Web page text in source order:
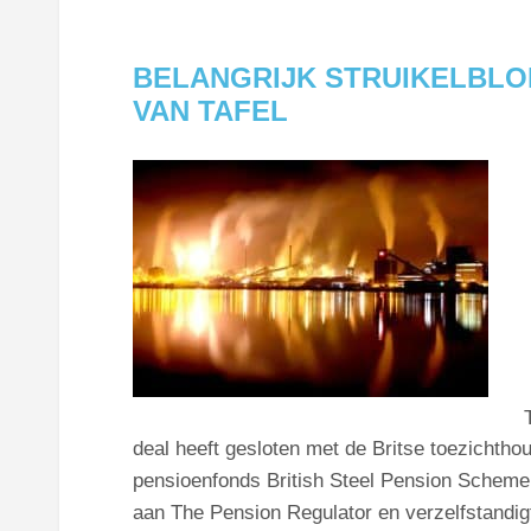
BELANGRIJK
VAN TAFEL
deal heeft gesloten met de Britse
pensioenfonds British Steel Pension
aan The Pension Regulator en